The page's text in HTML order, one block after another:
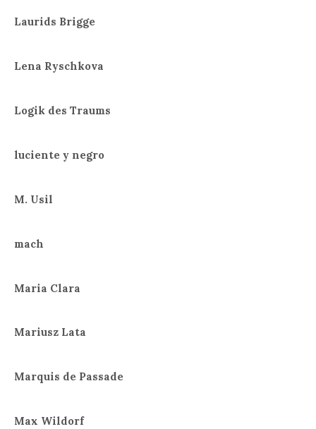
Laurids Brigge
Lena Ryschkova
Logik des Traums
luciente y negro
M. Usil
mach
Maria Clara
Mariusz Lata
Marquis de Passade
Max Wildorf